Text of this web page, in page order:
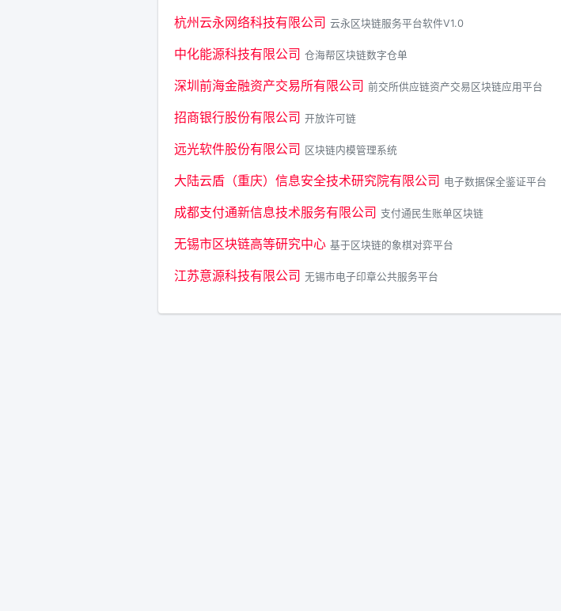
杭州云永网络科技有限公司 云永区块链服务平台软件V1.0
中化能源科技有限公司 仓海帮区块链数字仓单
深圳前海金融资产交易所有限公司 前交所供应链资产交易区块链应用平台
招商银行股份有限公司 开放许可链
远光软件股份有限公司 区块链内模管理系统
大陆云盾（重庆）信息安全技术研究院有限公司 电子数据保全鉴证平台
成都支付通新信息技术服务有限公司 支付通民生账单区块链
无锡市区块链高等研究中心 基于区块链的象棋对弈平台
江苏意源科技有限公司 无锡市电子印章公共服务平台